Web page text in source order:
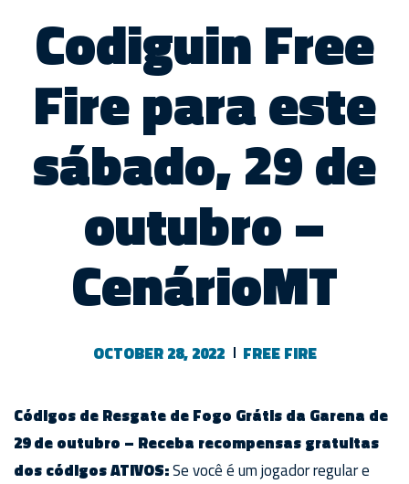
Codiguin Free
Fire para este
sábado, 29 de
outubro –
CenárioMT
OCTOBER 28, 2022 FREE FIRE
Códigos de Resgate de Fogo Grátis da Garena de
29 de outubro – Receba recompensas gratuitas
dos códigos ATIVOS:Se você é um jogador regular e